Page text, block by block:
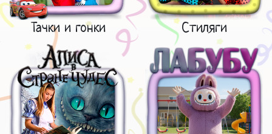
Тачки и гонки Стиляги